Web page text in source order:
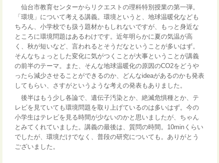
仙台市教育センターからリクエストの理科特別授業の第一弾。
「環境」について考える講義。環境というと、地球温暖化なども
ちろん、小学校でも扱う題材かもしれないですが、もっと身近な
ところに環境問題はあるわけです。近年明らかに夏の気温が高
く、秋が短いなど、言われるとそうだなということが多いはず。
そんなちょっとした変化に気がつくことが大事ということが講義
の前半のテーマ。また、そんな地球温暖化の原因のCO2をどうや
ったら減少させることができるのか、どんなideaがあるのかも発表
してもらい、さすがというような考えの発表もありました。
後半はもう少し各論で、遺伝子汚染とか、絶滅危惧種とか、テ
レビを見ていても環境問題を取り上げているのは多いはず。今の
小学生はテレビを見る時間が少ないのかと思いましたが、ちゃん
とみてくれていました。講義の最後は、質問の時間。10minくらい
でしたが、環境だけでなく、普段の研究についても。ありがとう
ございました。